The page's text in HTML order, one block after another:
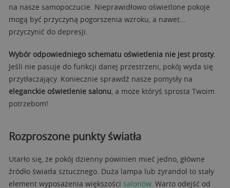
na nasze samopoczucie. Nieprawidłowo oświetlone pokoje
mogą być przyczyną pogorszenia wzroku, a nawet…
przyczynić do depresji.
Wybór odpowiedniego schematu oświetlenia nie jest prosty.
Jeśli nie pasuje do funkcji danej przestrzeni, pokój wyda się
przytłaczający. Koniecznie sprawdź nasze pomysły na
eleganckie oświetlenie salonu , a może któryś sprosta Twoim
potrzebom!
Rozproszone punkty światła
Utarło się, że pokój dzienny powinien mieć jedno, główne
źródło światła sztucznego. Duża lampa lub żyrandol to stały
element wyposażenia większości salonów. Warto odejść od